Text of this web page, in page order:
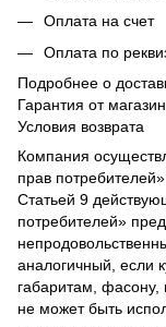
Оплата на счет
Оплата по
Подробнее о
Гарантия от
Условия возврата
Компания
прав потребителей»
Статьей 9
потребителей»
аналогичный, если
габаритам, фасону,
не может быть